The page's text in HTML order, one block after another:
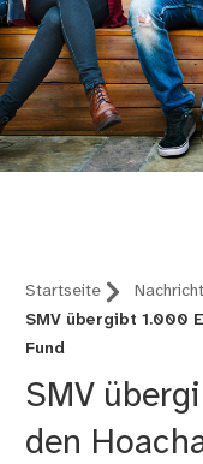
Startseite
SMV übergibt 1.000
Fund
SMV
den